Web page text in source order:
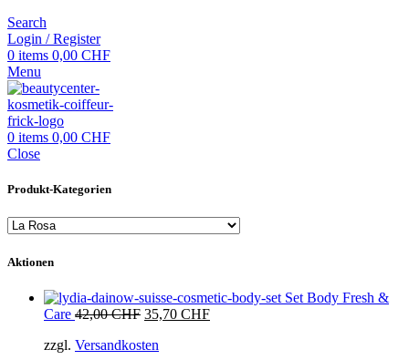
Search
Login / Register
0 items 0,00 CHF
Menu
0 items 0,00 CHF
Close
Produkt-Kategorien
Aktionen
Set Body Fresh &
Care 42,00CHF Ursprünglicher
war:
35,70 CHFAktueller
zzgl. Versandkosten